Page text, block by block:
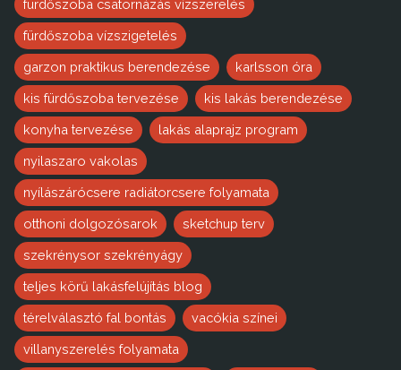
fürdőszoba csatornázás vízszerelés
fürdőszoba vízszigetelés
garzon praktikus berendezése karlsson óra
kis fürdőszoba tervezése kis lakás berendezése
konyha tervezése lakás alaprajz program
nyilaszaro vakolas
nyílászárócsere radiátorcsere folyamata
otthoni dolgozósarok sketchup terv
szekrénysor szekrényágy
teljes körű lakásfelújítás blog
térelválasztó fal bontás vacókia színei
villanyszerelés folyamata